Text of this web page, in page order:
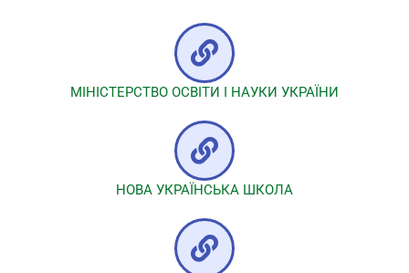
МІНІСТЕРСТВО ОСВІТИ І НАУКИ УКРАЇНИ
НОВА УКРАЇНСЬКА ШКОЛА